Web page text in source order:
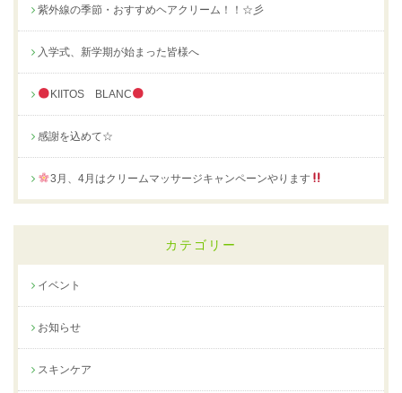
紫外線の季節・おすすめヘアクリーム！！☆彡
入学式、新学期が始まった皆様へ
KIITOS BLANC
感謝を込めて☆
3月、4月はクリームマッサージキャンペーンやります
カテゴリー
イベント
お知らせ
スキンケア